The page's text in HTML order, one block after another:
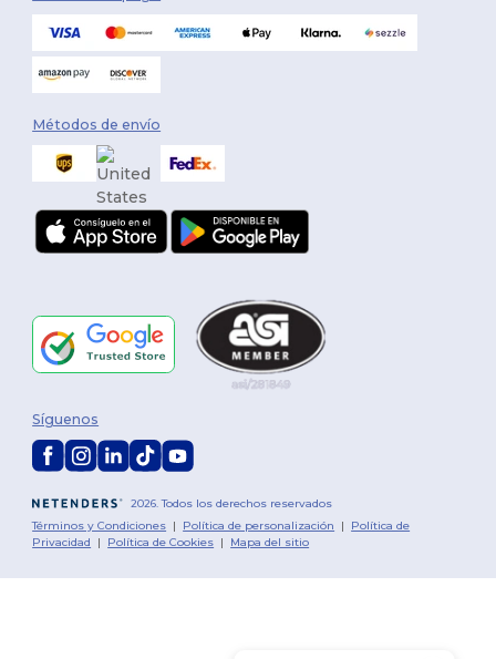
Métodos de envío
2026. Todos los derechos reservados
Términos y Condiciones | Política de personalización | Política de
Privacidad | Política de Cookies | Mapa del sitio
Síguenos